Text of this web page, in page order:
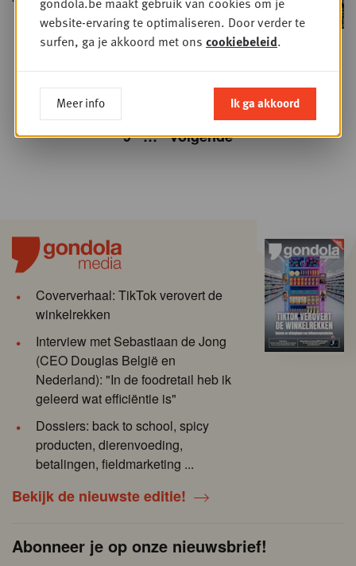
Vorige 1 5 6 7
9 … Volgende
Coververhaal: TikTok verovert de
winkelrekken
Interview met Sebastiaan de Jong
(CEO Douglas België en
Nederland): "In de foodretail heb ik
geleerd wat efficiëntie is"
Dossiers: back to school, spicy
producten, dierenvoeding,
betalingen, fieldmarketing ...
Bekijk de nieuwste editie!
Abonneer je op onze nieuwsbrief!
website-ervaring te optimaliseren. Door verder te
surfen, ga je akkoord met ons cookiebeleid.
Meer info Ik ga akkoord